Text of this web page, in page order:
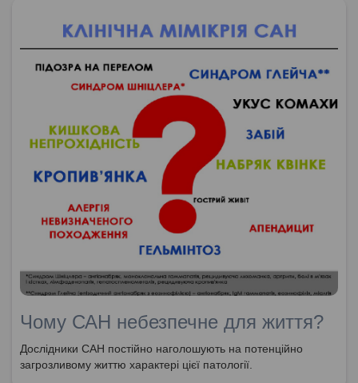
Чому САН небезпечне для життя?
Дослідники САН постійно наголошують на потенційно
загрозливому життю характері цієї патології.